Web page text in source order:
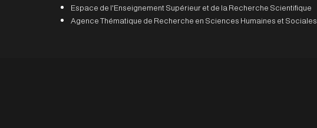
Espace de l'Enseignement Supérieur et de la Recherche Scientifique
Agence Thématique de Recherche en Sciences Humaines et Sociales